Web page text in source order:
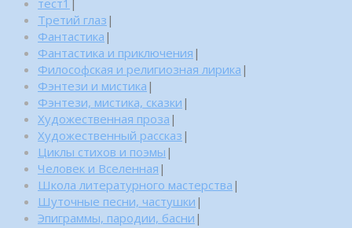
тест1 |
Третий глаз |
Фантастика |
Фантастика и приключения |
Философская и религиозная лирика |
Фэнтези и мистика |
Фэнтези, мистика, сказки |
Художественная проза |
Художественный рассказ |
Циклы стихов и поэмы |
Человек и Вселенная |
Школа литературного мастерства |
Шуточные песни, частушки |
Эпиграммы, пародии, басни |